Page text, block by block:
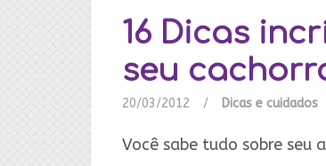
16 Dicas
seu
20/03/2012 / Dicas e cuidados
Você sabe tudo sobre seu